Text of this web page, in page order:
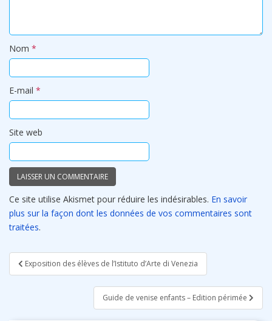
Nom *
E-mail *
Site web
Ce site utilise Akismet pour réduire les indésirables. En savoir
plus sur la façon dont les données de vos commentaires sont
traitées.
Navigation
de
Exposition des élèves de l’Istituto d’Arte di Venezia
Guide de venise enfants – Edition périmée